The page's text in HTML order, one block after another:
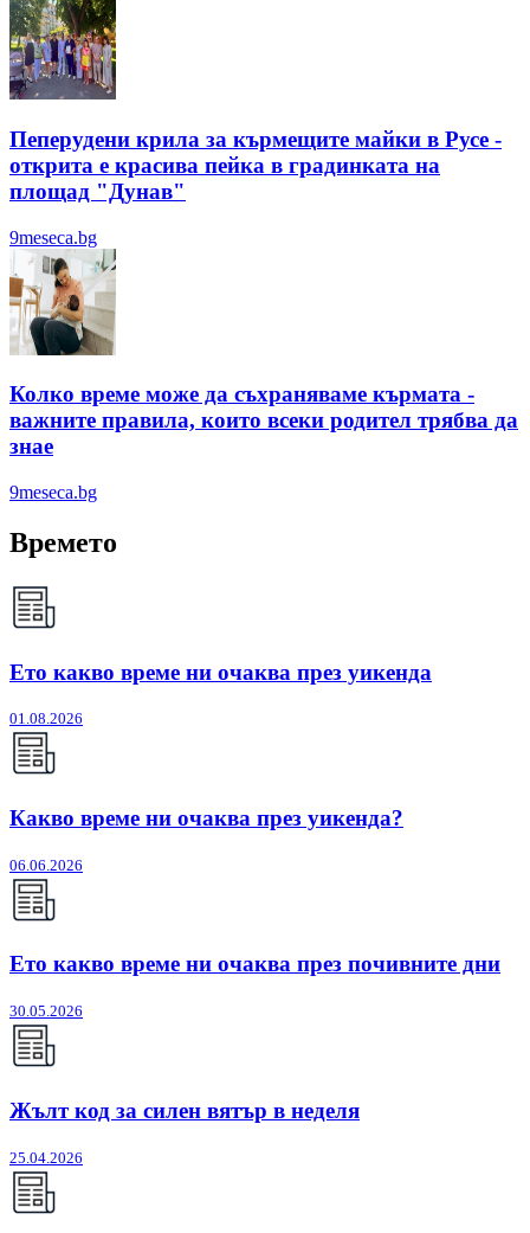
Пеперудени крила за кърмещите майки в Русе -
открита е красива пейка в градинката на
площад "Дунав"
9meseca.bg
Колко време може да съхраняваме кърмата -
важните правила, които всеки родител трябва да
знае
9meseca.bg
Времето
Ето какво време ни очаква през уикенда
01.08.2026
Какво време ни очаква през уикенда?
06.06.2026
Ето какво време ни очаква през почивните дни
30.05.2026
Жълт код за силен вятър в неделя
25.04.2026